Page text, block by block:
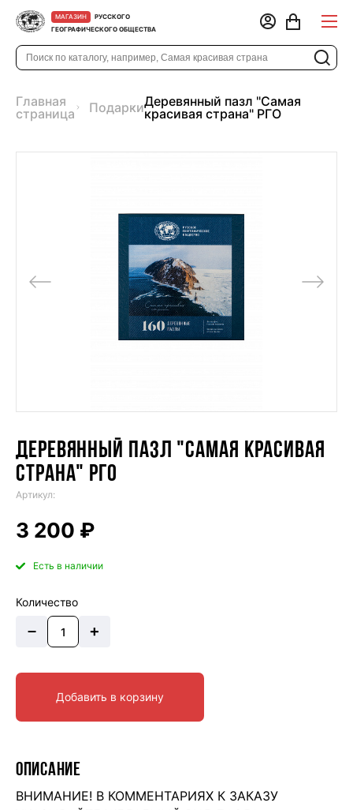
МАГАЗИН
РУССКОГО
ГЕОГРАФИЧЕСКОГО ОБЩЕСТВА
Главная
страница
ПодаркиДеревянный пазл "Самая
красивая страна" РГО
ДЕРЕВЯННЫЙ ПАЗЛ "САМАЯ КРАСИВАЯ
СТРАНА" РГО
Артикул:
3 200 ₽
Есть в наличии
Количество
– +
Добавить в корзину
ОПИСАНИЕ
ВНИМАНИЕ! В КОММЕНТАРИЯХ К ЗАКАЗУ